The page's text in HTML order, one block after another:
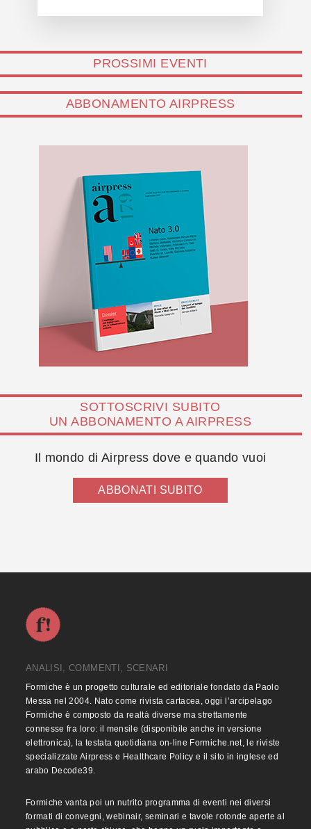
PROSSIMI EVENTI
ABBONAMENTO AIRPRESS
SOTTOSCRIVI SUBITO
UN ABBONAMENTO A AIRPRESS
Il mondo di Airpress dove e quando vuoi
ABBONATI SUBITO
ANALISI, COMMENTI, SCENARI
Formiche è un progetto culturale ed editoriale fondato da Paolo
Messa nel 2004. Nato come rivista cartacea, oggi l’arcipelago
Formiche è composto da realtà diverse ma strettamente
connesse fra loro: il mensile (disponibile anche in versione
elettronica), la testata quotidiana on-line Formiche.net, le riviste
specializzate Airpress e Healthcare Policy e il sito in inglese ed
arabo Decode39.
Formiche vanta poi un nutrito programma di eventi nei diversi
formati di convegni, webinair, seminari e tavole rotonde aperte al